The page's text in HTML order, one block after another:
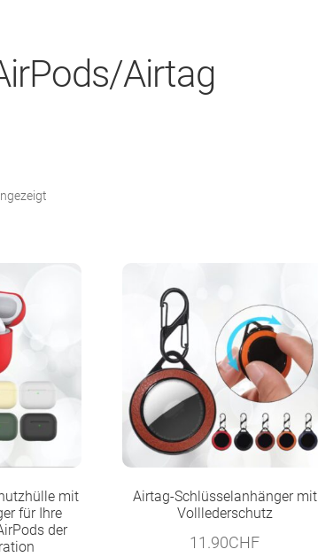
Airtag
mit
für Ihre
der
Airtag-Schlüsselanhänger mit
Volllederschutz
11.90CHF